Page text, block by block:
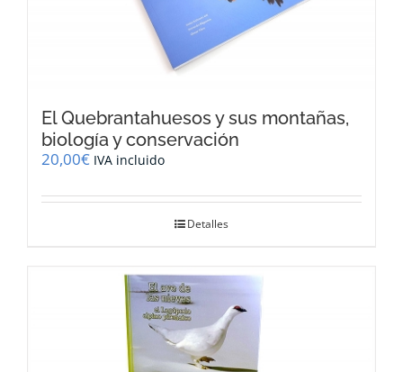
El Quebrantahuesos y sus montañas,
biología y conservación
20,00€ IVA incluido
Detalles